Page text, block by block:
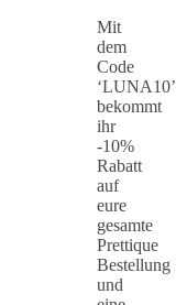
Mit
dem
Code
‘LUNA10’
bekommt
ihr
-10%
Rabatt
auf
eure
gesamte
Prettique
Bestellung
und